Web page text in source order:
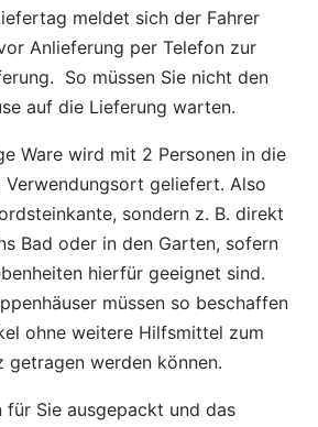
meldet sich der Fahrer
Anlieferung per Telefon zur
So müssen Sie nicht den
auf die Lieferung warten.
Ware wird mit 2 Personen in die
Verwendungsort geliefert. Also
sondern z. B. direkt
Bad oder in den Garten, sofern
hierfür geeignet sind.
müssen so beschaffen
ohne weitere Hilfsmittel zum
getragen werden können.
Sie ausgepackt und das